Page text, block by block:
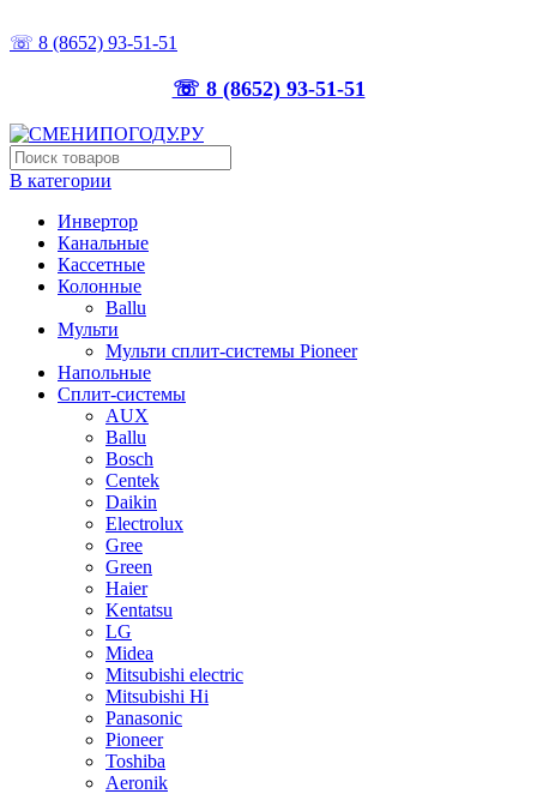
☏ 8 (8652) 93-51-51
☏ 8 (8652) 93-51-51
В категории
Инвертор
Канальные
Кассетные
Колонные
Ballu
Мульти
Мульти сплит-системы Pioneer
Напольные
Сплит-системы
AUX
Ballu
Bosch
Centek
Daikin
Electrolux
Gree
Green
Haier
Kentatsu
LG
Midea
Mitsubishi electric
Mitsubishi Hi
Panasonic
Pioneer
Toshiba
Аeronik